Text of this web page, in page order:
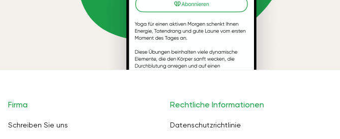
Firma
Schreiben Sie uns
Rechtliche Informationen
Datenschutzrichtlinie